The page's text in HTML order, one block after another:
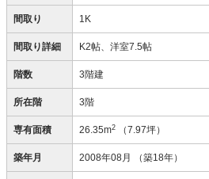
間取り 1K
間取り詳細 K2帖、洋室7.5帖
階数 3階建
所在階 3階
専有面積 26.35m2 （7.97坪）
築年月 2008年08月 （築18年）